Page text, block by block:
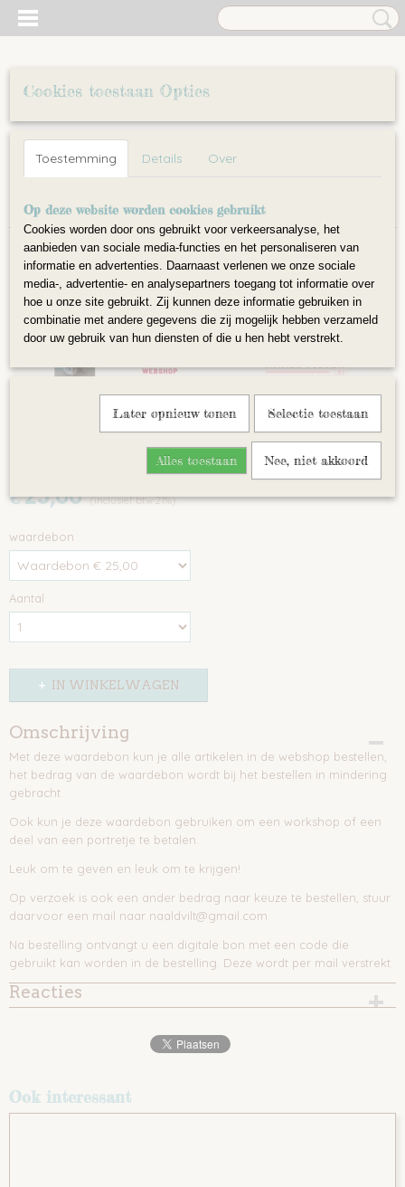
Inloggen Registreren
Home>Vilt>Waardebon
€ 25,00 (inclusief btw 21%)
waardebon
Aantal
IN WINKELWAGEN
Omschrijving
Met deze waardebon kun je alle artikelen in de webshop bestellen,
het bedrag van de waardebon wordt bij het bestellen in mindering
gebracht.
Ook kun je deze waardebon gebruiken om een workshop of een
deel van een portretje te betalen.
Leuk om te geven en leuk om te krijgen!
Op verzoek is ook een ander bedrag naar keuze te bestellen, stuur
daarvoor een mail naar naaldvilt@gmail.com
Na bestelling ontvangt u een digitale bon met een code die
gebruikt kan worden in de bestelling. Deze wordt per mail verstrekt.
Reacties
Ook interessant
Cookies toestaan Opties
Toestemming Details Over
Op deze website worden cookies gebruikt
Cookies worden door ons gebruikt voor verkeersanalyse, het
aanbieden van sociale media-functies en het personaliseren van
informatie en advertenties. Daarnaast verlenen we onze sociale
media-, advertentie- en analysepartners toegang tot informatie over
hoe u onze site gebruikt. Zij kunnen deze informatie gebruiken in
combinatie met andere gegevens die zij mogelijk hebben verzameld
door uw gebruik van hun diensten of die u hen hebt verstrekt.
Later opnieuw tonen Selectie toestaan
Alles toestaan Nee, niet akkoord